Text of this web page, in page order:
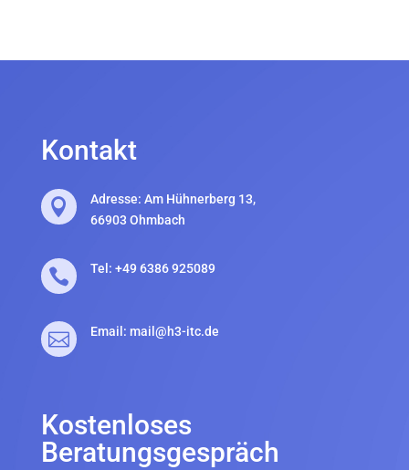
Kontakt

Adresse: Am Hühnerberg 13,
66903 Ohmbach
 Tel: +49 6386 925089
 Email: mail@h3-itc.de
Kostenloses
Beratungsgespräch